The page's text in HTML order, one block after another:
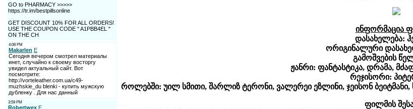
ინფორმაცია
დასახელება:
ორიგინალური
გამოშვების
ჟანრი: ფანტასტიკა, დრამა,
რეჯისორი:
როლებში: უილ სმითი, შარლიზ ტერონი, ვალერეი ეზლინი, ჯეისონ ბეიტმანი,
ფილმის